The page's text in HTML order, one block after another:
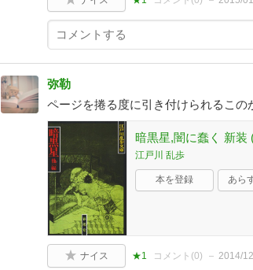
弥勒
ページを捲る度に引き付けられるこの
暗黒星,闇に蠢く 新装
江戸川 乱歩
本を登録 あら
ナイス ★1 コメント(0) 2014/